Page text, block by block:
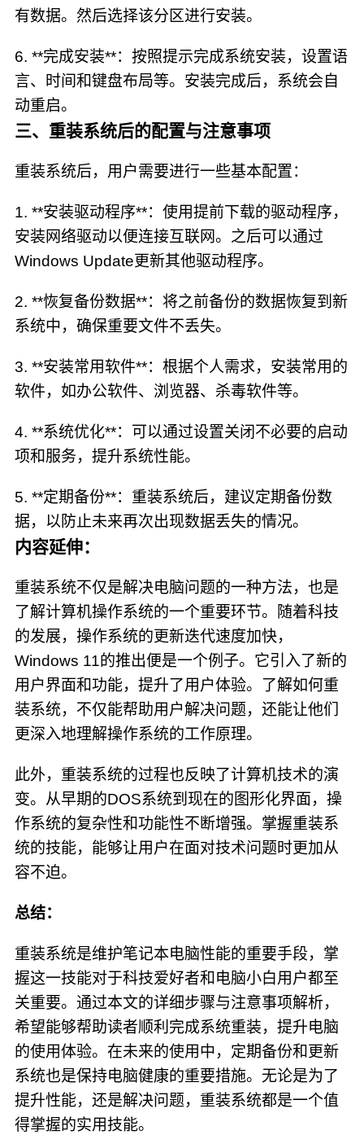
有数据。然后选择该分区进行安装。
6. **完成安装**：按照提示完成系统安装，设置语
言、时间和键盘布局等。安装完成后，系统会自
动重启。
三、重装系统后的配置与注意事项
重装系统后，用户需要进行一些基本配置：
1. **安装驱动程序**：使用提前下载的驱动程序，
安装网络驱动以便连接互联网。之后可以通过
Windows Update更新其他驱动程序。
2. **恢复备份数据**：将之前备份的数据恢复到新
系统中，确保重要文件不丢失。
3. **安装常用软件**：根据个人需求，安装常用的
软件，如办公软件、浏览器、杀毒软件等。
4. **系统优化**：可以通过设置关闭不必要的启动
项和服务，提升系统性能。
5. **定期备份**：重装系统后，建议定期备份数
据，以防止未来再次出现数据丢失的情况。
内容延伸：
重装系统不仅是解决电脑问题的一种方法，也是
了解计算机操作系统的一个重要环节。随着科技
的发展，操作系统的更新迭代速度加快，
Windows 11的推出便是一个例子。它引入了新的
用户界面和功能，提升了用户体验。了解如何重
装系统，不仅能帮助用户解决问题，还能让他们
更深入地理解操作系统的工作原理。
此外，重装系统的过程也反映了计算机技术的演
变。从早期的DOS系统到现在的图形化界面，操
作系统的复杂性和功能性不断增强。掌握重装系
统的技能，能够让用户在面对技术问题时更加从
容不迫。
总结：
重装系统是维护笔记本电脑性能的重要手段，掌
握这一技能对于科技爱好者和电脑小白用户都至
关重要。通过本文的详细步骤与注意事项解析，
希望能够帮助读者顺利完成系统重装，提升电脑
的使用体验。在未来的使用中，定期备份和更新
系统也是保持电脑健康的重要措施。无论是为了
提升性能，还是解决问题，重装系统都是一个值
得掌握的实用技能。